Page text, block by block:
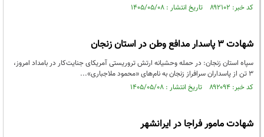
کد خبر: ۸۹۲۱۰۲ تاریخ انتشار : ۱۴۰۵/۰۵/۰۸
شهادت ۳ پاسدار مدافع وطن در استان زنجان
سپاه استان زنجان: در حمله وحشیانه ارتش تروریستی آمریکای جنایت‌کار در بامداد امروز،
۳ تن از پاسداران سرافراز زنجان به نام‌های «محمود ملاجباری»...
کد خبر: ۸۹۲۰۹۴ تاریخ انتشار : ۱۴۰۵/۰۵/۰۸
شهادت مامور فراجا در ایرانشهر